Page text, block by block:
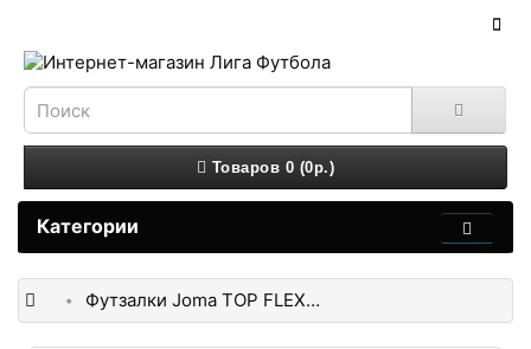
Товаров 0 (0р.)
Категории
Футзалки Joma TOP FLEX TOPS.2006.IN